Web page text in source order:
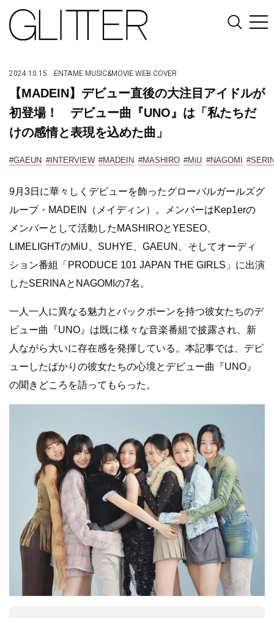
2024.10.15 ENTAME MUSIC&MOVIEWEB COVER
【MADEIN】デビュー直後の大注目アイドルが
初登場！ デビュー曲『UNO』は「私たちだ
けの感情と表現を込めた曲」
#GAEUN #INTERVIEW #MADEIN #MASHIRO #MiU #NAGOMI
9月3日に華々しくデビューを飾ったグローバルガールズグ
ループ・MADEIN（メイディン）。メンバーはKep1erの
メンバーとして活動したMASHIROとYESEO、
LIMELIGHTのMiU、SUHYE、GAEUN、そしてオーディ
ション番組「PRODUCE 101 JAPAN THE GIRLS」に出演
したSERINAとNAGOMIの7名。
一人一人に異なる魅力とバックボーンを持つ彼女たちのデ
ビュー曲『UNO』は既に様々な音楽番組で披露され、新
人ながら大いに存在感を発揮している。本記事では、デビ
ューしたばかりの彼女たちの心境とデビュー曲『UNO』
の聞きどころを語ってもらった。